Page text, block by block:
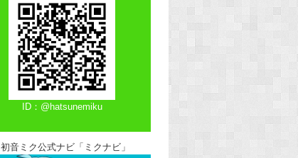
ID：@hatsunemiku
初音ミク公式ナビ「ミクナビ」